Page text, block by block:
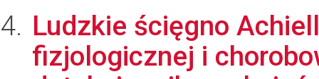
Ludzkie ścięgno
fizjologicznej i